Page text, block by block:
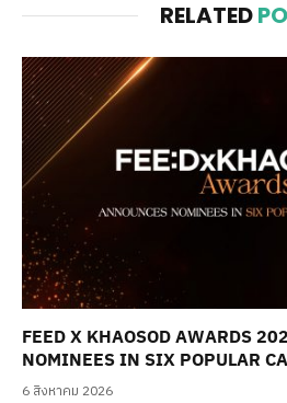
RELATED
FEED X KHAOSOD AWARDS
NOMINEES IN SIX POPULAR
6 สิงหาคม 2026